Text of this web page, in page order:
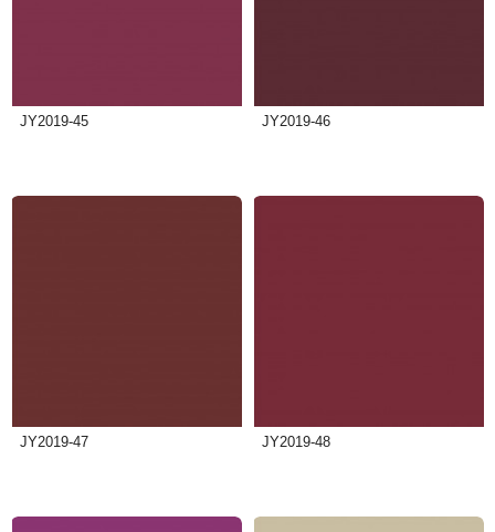
JY2019-45 JY2019-46
JY2019-47 JY2019-48